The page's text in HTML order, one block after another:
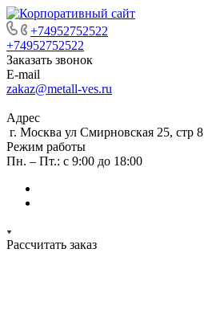
+74952752522
+74952752522
Заказать звонок
E-mail
zakaz@metall-ves.ru
Адрес
г. Москва ул Смирновская 25, стр 8
Режим работы
Пн. – Пт.: с 9:00 до 18:00
Рассчитать заказ